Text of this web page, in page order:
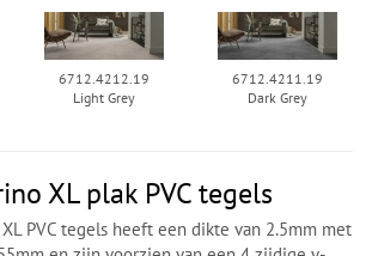
6712.4212.19
Light Grey
6712.4211.19
Dark Grey
XL plak PVC tegels
PVC tegels heeft een dikte van 2.5mm met